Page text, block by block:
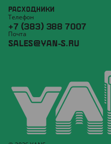
РАСХОДНИКИ
Телефон
+7 (383) 388 7007
Почта
SALES@YAN-S.RU